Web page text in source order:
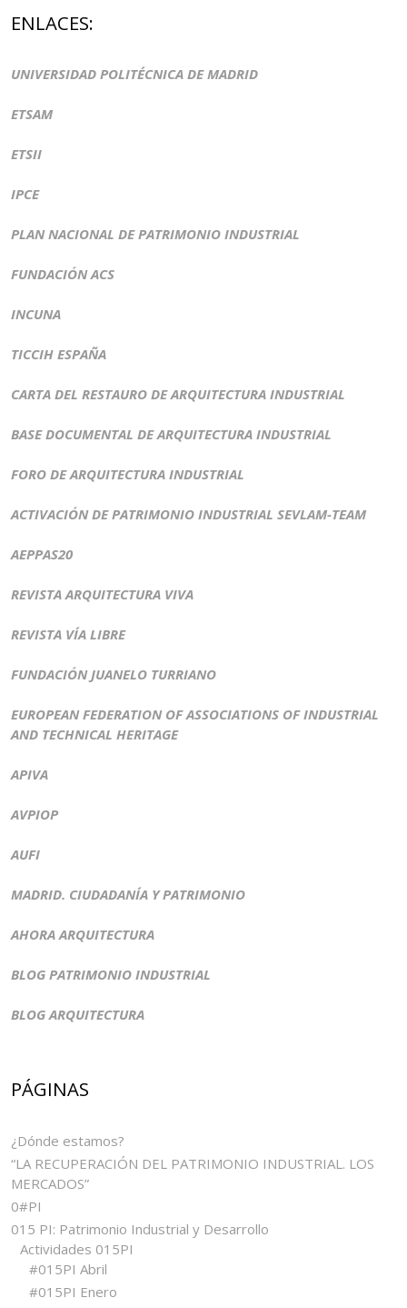
ENLACES:
UNIVERSIDAD POLITÉCNICA DE MADRID
ETSAM
ETSII
IPCE
PLAN NACIONAL DE PATRIMONIO INDUSTRIAL
FUNDACIÓN ACS
INCUNA
TICCIH ESPAÑA
CARTA DEL RESTAURO DE ARQUITECTURA INDUSTRIAL
BASE DOCUMENTAL DE ARQUITECTURA INDUSTRIAL
FORO DE ARQUITECTURA INDUSTRIAL
ACTIVACIÓN DE PATRIMONIO INDUSTRIAL SEVLAM-TEAM
AEPPAS20
REVISTA ARQUITECTURA VIVA
REVISTA VÍA LIBRE
FUNDACIÓN JUANELO TURRIANO
EUROPEAN FEDERATION OF ASSOCIATIONS OF INDUSTRIAL
AND TECHNICAL HERITAGE
APIVA
AVPIOP
AUFI
MADRID. CIUDADANÍA Y PATRIMONIO
AHORA ARQUITECTURA
BLOG PATRIMONIO INDUSTRIAL
BLOG ARQUITECTURA
PÁGINAS
¿Dónde estamos?
“LA RECUPERACIÓN DEL PATRIMONIO INDUSTRIAL. LOS
MERCADOS”
0#PI
015 PI: Patrimonio Industrial y Desarrollo
Actividades 015PI
#015PI Abril
#015PI Enero